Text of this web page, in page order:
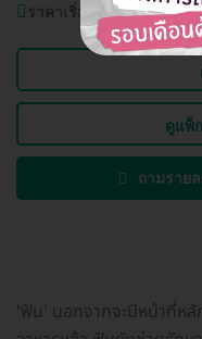
ราคาเริ่มต้นที่5,000 บาท
ดูแพ็
ถามราย
'ฟัน' นอกจากจะมีหน้าที่ห